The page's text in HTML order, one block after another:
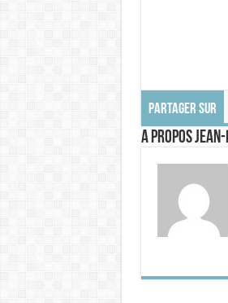
PARTAGER SUR
A propos